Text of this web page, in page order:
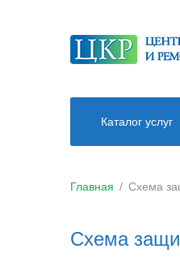
Каталог услуг
Главная / Схема
Схема